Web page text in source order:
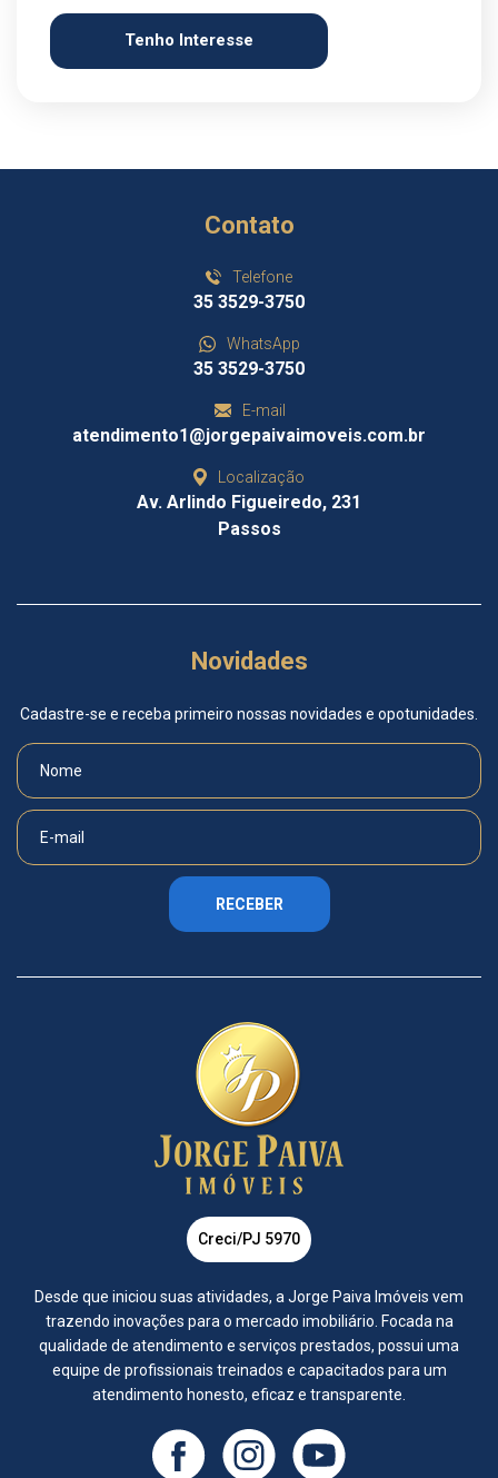
Tenho Interesse
Contato
Telefone
35 3529-3750
WhatsApp
35 3529-3750
E-mail
atendimento1@jorgepaivaimoveis.com.br
Localização
Av. Arlindo Figueiredo, 231
Passos
Novidades
Cadastre-se e receba primeiro nossas novidades e opotunidades.
RECEBER
Creci/PJ 5970
Desde que iniciou suas atividades, a Jorge Paiva Imóveis vem
trazendo inovações para o mercado imobiliário. Focada na
qualidade de atendimento e serviços prestados, possui uma
equipe de profissionais treinados e capacitados para um
atendimento honesto, eficaz e transparente.